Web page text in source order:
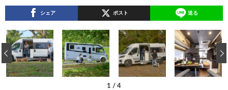
シェア ポスト 送る
1 / 4
‹